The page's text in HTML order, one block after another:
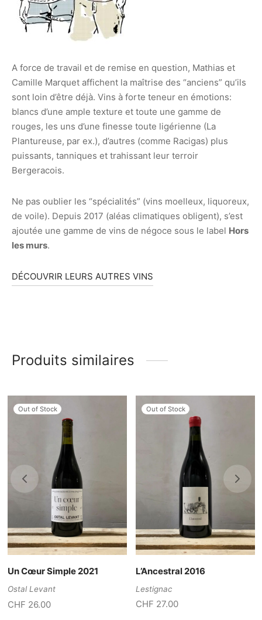
A force de travail et de remise en question, Mathias et
Camille Marquet affichent la maîtrise des “anciens” qu’ils
sont loin d’être déjà. Vins à forte teneur en émotions:
blancs d’une ample texture et toute une gamme de
rouges, les uns d’une finesse toute ligérienne (La
Plantureuse, par ex.), d’autres (comme Racigas) plus
puissants, tanniques et trahissant leur terroir
Bergeracois.
Ne pas oublier les “spécialités” (vins moelleux, liquoreux,
de voile). Depuis 2017 (aléas climatiques obligent), s’est
ajoutée une gamme de vins de négoce sous le label Hors
les murs.
DÉCOUVRIR LEURS AUTRES VINS
Produits similaires
Out of Stock
Un Cœur Simple 2021
Ostal Levant
CHF 26.00
Out of Stock
L’Ancestral 2016
Lestignac
CHF 27.00